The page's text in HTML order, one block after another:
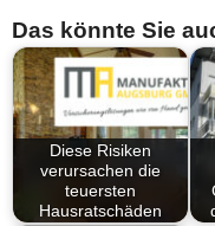
Das könnte Sie
Diese Risiken
verursachen die
teuersten
Hausratschäden